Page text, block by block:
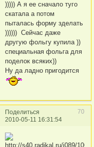
))))) А я ее сначало туго
скатала а потом
пыталась форму зделать
)))))) Сейчас даже
другую фольгу купила ))
специальная фольга для
поделок всяких))
Ну да ладно пригодится
Поделиться
70
2010-05-11 16:31:54